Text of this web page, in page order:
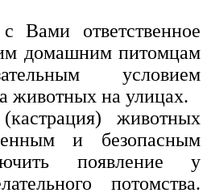
ответственное
домашним питомцам
условием
животных на улицах.
животных
и безопасным
появление у
потомства.